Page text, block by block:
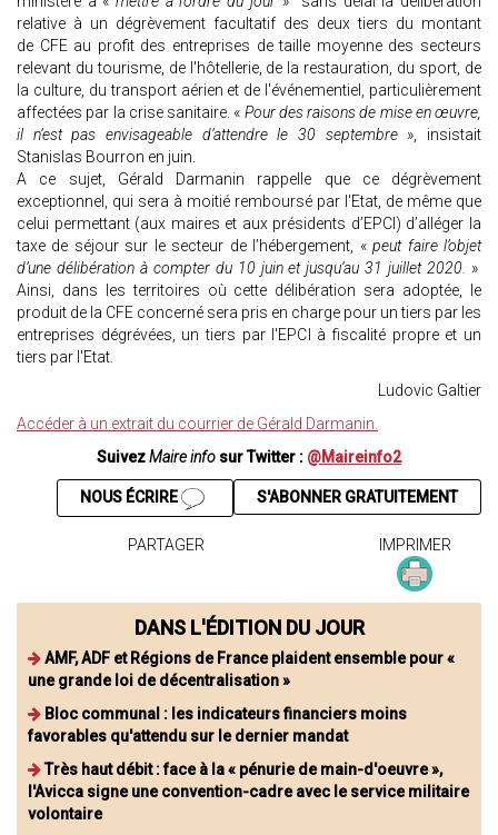
relative à un dégrèvement facultatif des deux tiers du montant
de CFE au profit des entreprises de taille moyenne des secteurs
relevant du tourisme, de l'hôtellerie, de la restauration, du sport, de
la culture, du transport aérien et de l'événementiel, particulièrement
affectées par la crise sanitaire. « Pour des raisons de mise en œuvre,
il n’est pas envisageable d’attendre le 30 septembre», insistait
Stanislas Bourron en juin.
A ce sujet, Gérald Darmanin rappelle que ce dégrèvement
exceptionnel, qui sera à moitié remboursé par l'Etat, de même que
celui permettant (aux maires et aux présidents d’EPCI) d’alléger la
taxe de séjour sur le secteur de l’hébergement, «peut faire l’objet
d’une délibération à compter du 10 juin et jusqu’au 31 juillet 2020. »
Ainsi, dans les territoires où cette délibération sera adoptée, le
produit de la CFE concerné sera pris en charge pour un tiers par les
entreprises dégrévées, un tiers par l'EPCI à fiscalité propre et un
tiers par l'Etat.
Ludovic Galtier
Accéder à un extrait du courrier de Gérald Darmanin.
SuivezMaire info sur Twitter : @Maireinfo2
S'ABONNER GRATUITEMENT
NOUS ÉCRIRE
PARTAGER IMPRIMER
DANS L'ÉDITION DU JOUR
AMF, ADF et Régions de France plaident ensemble pour «
une grande loi de décentralisation »
Bloc communal : les indicateurs financiers moins
favorables qu'attendu sur le dernier mandat
Très haut débit : face à la « pénurie de main-d'oeuvre »,
l'Avicca signe une convention-cadre avec le service militaire
volontaire